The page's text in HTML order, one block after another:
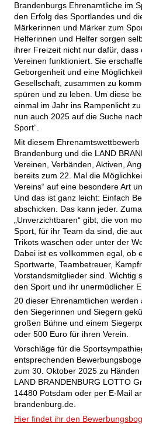
Brandenburgs Ehrenamtliche im
den Erfolg des Sportlandes und
Märkerinnen und Märker zum
Helferinnen und Helfer sorgen
ihrer Freizeit nicht nur dafür, dass
Vereinen funktioniert. Sie
Geborgenheit und eine
Gesellschaft, zusammen zu
spüren und zu leben. Um diese
einmal im Jahr ins Rampenlicht
nun auch 2025 auf die Suche
Sport“.
Mit diesem
Brandenburg und die LAND
Vereinen, Verbänden, Aktiven,
bereits zum 22. Mal die
Vereins“ auf eine besondere Art
Und das ist ganz leicht: Einfach
abschicken. Das kann jeder.
„Unverzichtbaren“ gibt, die von
Sport, für ihr Team da sind, die
Trikots waschen oder unter der
Dabei ist es vollkommen egal, ob
Sportwarte, Teambetreuer,
Vorstandsmitglieder sind. Wichtig
den Sport und ihr unermüdlicher
20 dieser Ehrenamtlichen
den Siegerinnen und Siegern
großen Bühne und einem
oder 500 Euro für ihren Verein.
Vorschläge für die
entsprechenden
zum 30. Oktober 2025 zu
LAND BRANDENBURG LOTTO
14480 Potsdam oder per E-Mail
brandenburg.de.
Hier findet ihr den